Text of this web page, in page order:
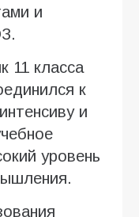
и
11 класса
к
и
уровень